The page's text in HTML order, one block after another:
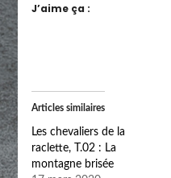
J’aime ça :
Articles similaires
Les chevaliers de la
raclette, T.02 : La
montagne brisée